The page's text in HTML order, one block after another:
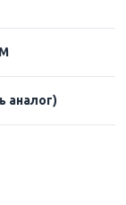
аналог)